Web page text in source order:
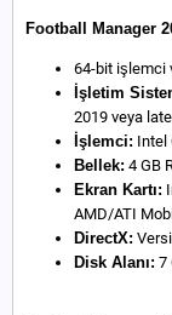
Football Manager
64-bit işlemci
İşletim
2019 veya
İşlemci: Intel
Bellek: 4 GB
Ekran Kartı:
AMD/ATI
DirectX:
Disk Alanı: 7